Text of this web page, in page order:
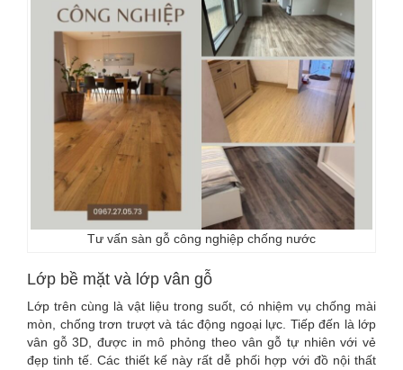
Tư vấn sàn gỗ công nghiệp chống nước
Lớp bề mặt và lớp vân gỗ
Lớp trên cùng là vật liệu trong suốt, có nhiệm vụ chống mài
mòn, chống trơn trượt và tác động ngoại lực. Tiếp đến là lớp
vân gỗ 3D, được in mô phỏng theo vân gỗ tự nhiên với vẻ
đẹp tinh tế. Các thiết kế này rất dễ phối hợp với đồ nội thất